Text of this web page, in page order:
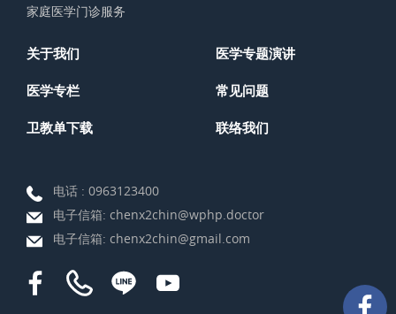
家庭医学门诊服务
关于我们 医学专题演讲
医学专栏 常见问题
卫教单下载 联络我们
电话 : 0963123400
电子信箱: chenx2chin@wphp.doctor
电子信箱: chenx2chin@gmail.com